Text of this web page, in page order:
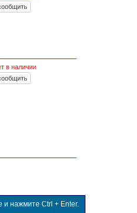
в наличии
нажмите Ctrl + Enter.